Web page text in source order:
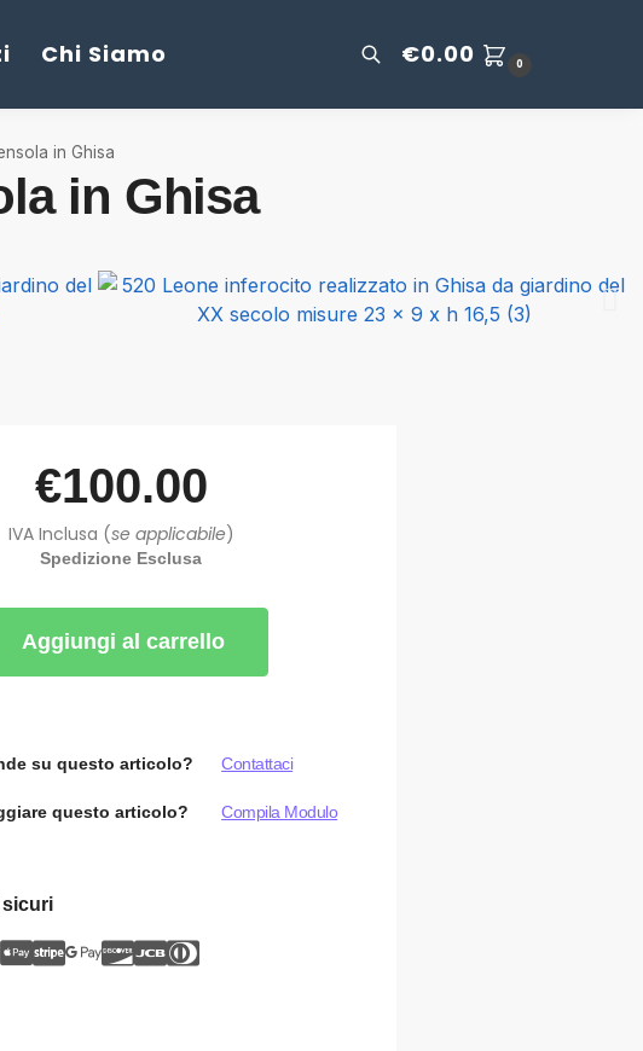
Chi Siamo €0.00 0
in Ghisa
in Ghisa
€100.00
IVA Inclusa (se applicabile)
Spedizione Esclusa
Aggiungi al carrello
su questo articolo? Contattaci
questo articolo? Compila Modulo
sicuri